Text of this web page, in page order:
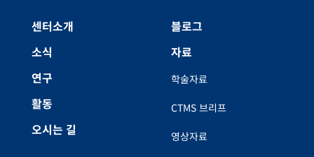
센터소개
소식
연구
활동
오시는 길
블로그
자료
학술자료
CTMS 브리프
영상자료